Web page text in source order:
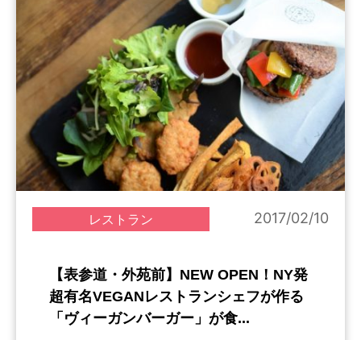
レストラン 2017/02/10
【表参道・外苑前】NEW OPEN！NY発
超有名VEGANレストランシェフが作る
「ヴィーガンバーガー」が食...